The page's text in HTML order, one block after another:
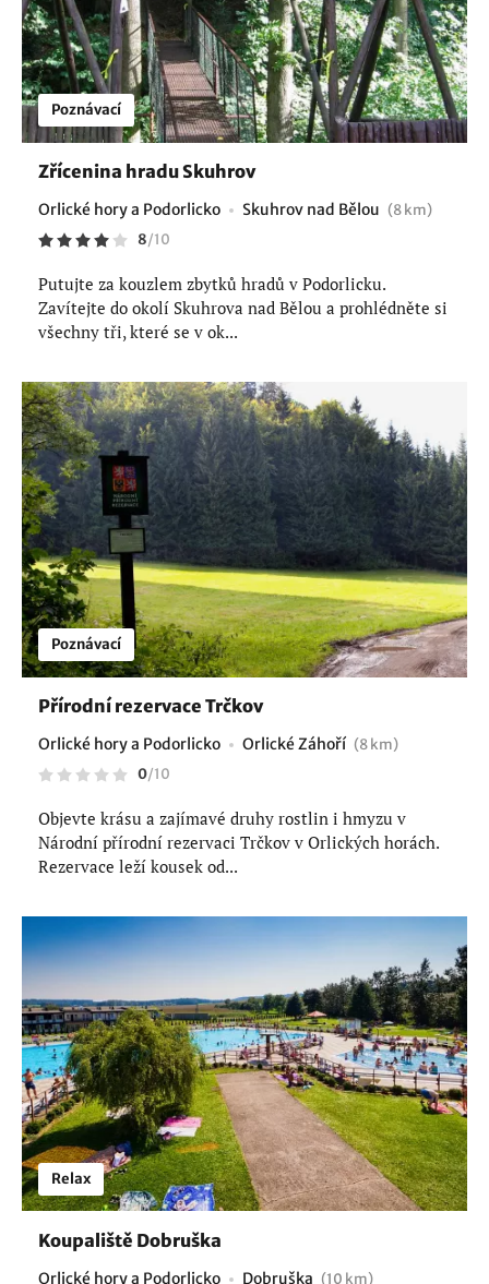
Poznávací
Zřícenina hradu Skuhrov
Orlické hory a Podorlicko Skuhrov nad Bělou (8 km)
8/10
Putujte za kouzlem zbytků hradů v Podorlicku.
Zavítejte do okolí Skuhrova nad Bělou a prohlédněte si
všechny tři, které se v ok...
Poznávací
Přírodní rezervace Trčkov
Orlické hory a Podorlicko Orlické Záhoří (8 km)
0/10
Objevte krásu a zajímavé druhy rostlin i hmyzu v
Národní přírodní rezervaci Trčkov v Orlických horách.
Rezervace leží kousek od...
Relax
Koupaliště Dobruška
Orlické hory a Podorlicko Dobruška (10 km)